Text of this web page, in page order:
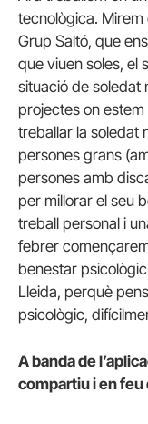
tecnològica.
Grup Saltó, que
que viuen soles, el
situació de soledat
projectes on estem
treballar la soledat
persones grans
persones amb
per millorar el seu
treball personal i
febrer
benestar
Lleida, perquè
psicològic,
A banda de
compartiu i en feu